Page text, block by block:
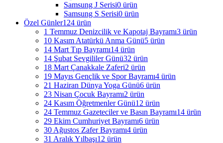
Samsung J Serisi0 ürün
Samsung S Serisi0 ürün
Özel Günler124 ürün
1 Temmuz Denizcilik ve Kapotaj Bayramı3 ürün
10 Kasım Atatürkü Anma Günü5 ürün
14 Mart Tıp Bayramı14 ürün
14 Şubat Sevgililer Günü32 ürün
18 Mart Çanakkale Zaferi2 ürün
19 Mayıs Gençlik ve Spor Bayramı4 ürün
21 Haziran Dünya Yoga Günü6 ürün
23 Nisan Çocuk Bayramı2 ürün
24 Kasım Öğretmenler Günü12 ürün
24 Temmuz Gazeteciler ve Basın Bayramı14 ürün
29 Ekim Cumhuriyet Bayramı6 ürün
30 Ağustos Zafer Bayramı4 ürün
31 Aralık Yılbaşı12 ürün